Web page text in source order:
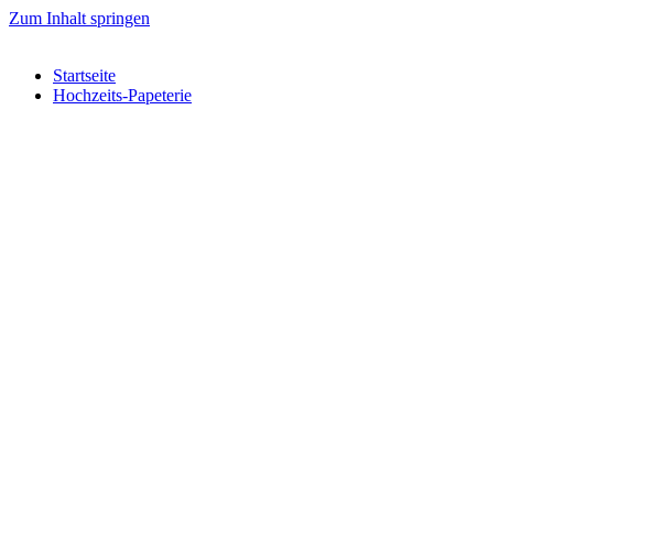
Zum Inhalt springen
Startseite
Hochzeits-Papeterie